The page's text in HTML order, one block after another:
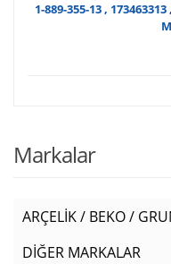
1-889-355-13 ,
Markalar
ARÇELİK / BEKO /
DİĞER MARKALAR